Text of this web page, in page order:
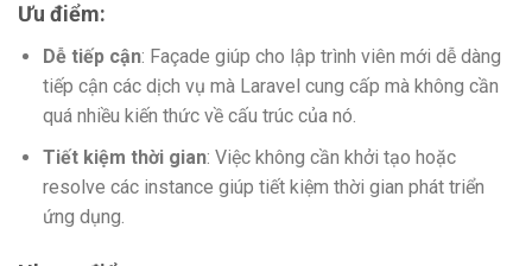
Ưu điểm:
Dễ tiếp cận: Façade giúp cho lập trình viên mới dễ dàng
tiếp cận các dịch vụ mà Laravel cung cấp mà không cần
quá nhiều kiến thức về cấu trúc của nó.
Tiết kiệm thời gian: Việc không cần khởi tạo hoặc
resolve các instance giúp tiết kiệm thời gian phát triển
ứng dụng.